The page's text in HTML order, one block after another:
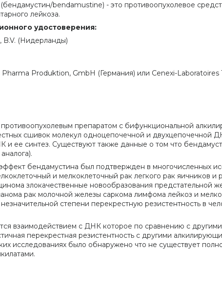
bendamustine) - это противоопухолевое
лейкоза.
удостоверения:
B.V. (Нидерланды)
Produktion, GmbH (Германия) или Cenexi-Laboratoires
противоопухолевым препаратом с бифункциональной
сшивок молекул одноцепочечной и двухцепочечной
и ее синтез. Существуют также данные о том что
бендамустина был подтвержден в многочисленных
и мелкоклеточный рак легкого рак яичников
злокачественные новообразования предстательной
рак молочной железы саркома лимфома лейкоз и
степени перекрестную резистентность в
взаимодействием с ДНК которое по сравнению с
перекрестная резистентность с другими
исследованиях было обнаружено что не существует